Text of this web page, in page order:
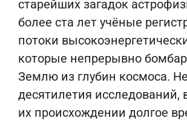
старейших загадок
более ста лет учёные
потоки
которые непрерывно
Землю из глубин космоса.
десятилетия исследований,
их происхождении долгое